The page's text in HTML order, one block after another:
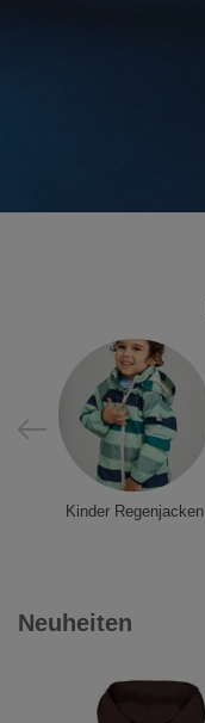
Kinder Regenjacken
Neuheiten